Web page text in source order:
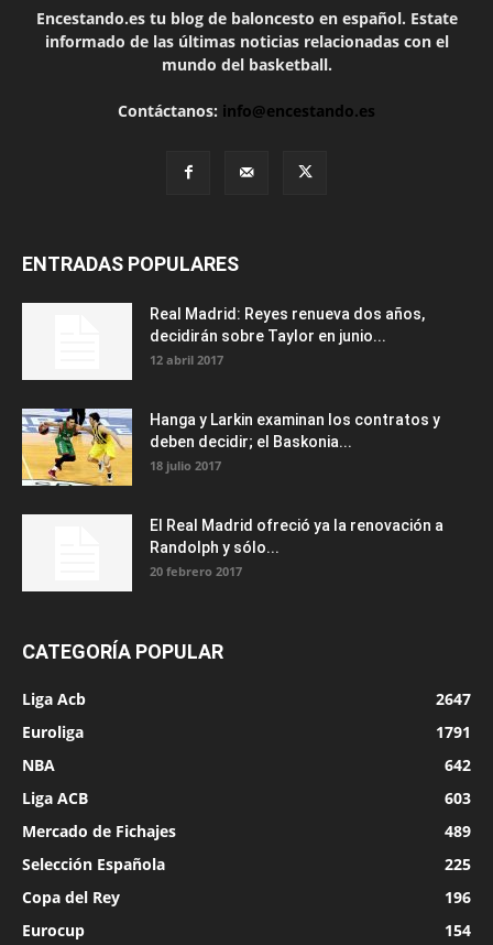
Encestando.es tu blog de baloncesto en español. Estate
informado de las últimas noticias relacionadas con el
mundo del basketball.
Contáctanos: info@encestando.es
ENTRADAS POPULARES
Real Madrid: Reyes renueva dos años,
decidirán sobre Taylor en junio...
12 abril 2017
Hanga y Larkin examinan los contratos y
deben decidir; el Baskonia...
18 julio 2017
El Real Madrid ofreció ya la renovación a
Randolph y sólo...
20 febrero 2017
CATEGORÍA POPULAR
Liga Acb
2647
Euroliga
1791
NBA
642
Liga ACB
603
Mercado de Fichajes
489
Selección Española
225
Copa del Rey
196
Eurocup
154